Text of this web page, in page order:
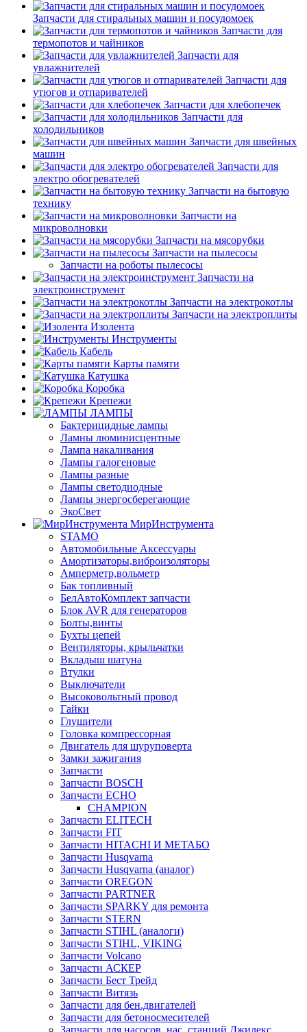
Запчасти для стиральных машин и посудомоек
Запчасти для
термопотов и чайников
Запчасти для
увлажнителей
Запчасти для
утюгов и отпаривателей
Запчасти для хлебопечек
Запчасти для
холодильников
Запчасти для швейных
машин
Запчасти для
электро обогревателей
Запчасти на бытовую
технику
Запчасти на
микроволновки
Запчасти на мясорубки
Запчасти на пылесосы
Запчасти на роботы пылесосы
Запчасти на
электроинструмент
Запчасти на электрокотлы
Запчасти на электроплиты
Изолента
Инструменты
Кабель
Карты памяти
Катушка
Коробка
Крепежи
ЛАМПЫ
Бактерицидные лампы
Ламны люминисцентные
Лампа накаливания
Лампы галогеновые
Лампы разные
Лампы светодиодные
Лампы энергосберегающие
ЭкоСвет
МирИнструмента
STAMO
Автомобильные Аксессуары
Амортизаторы,виброизоляторы
Амперметр,вольметр
Бак топливный
БелАвтоКомплект запчасти
Блок AVR для генераторов
Болты,винты
Бухты цепей
Вентиляторы, крыльчатки
Вкладыш шатуна
Втулки
Выключатели
Высоковольтный провод
Гайки
Глушители
Головка компрессорная
Двигатель для шуруповерта
Замки зажигания
Запчасти
Запчасти BOSCH
Запчасти ECHO
CHAMPION
Запчасти ELITECH
Запчасти FIT
Запчасти HITACHI И МЕТАБО
Запчасти Husqvarna
Запчасти Husqvarna (аналог)
Запчасти OREGON
Запчасти PARTNER
Запчасти SPARKY для ремонта
Запчасти STERN
Запчасти STIHL (аналоги)
Запчасти STIHL, VIKING
Запчасти Volcano
Запчасти АСКЕР
Запчасти Бест Трейд
Запчасти Витязь
Запчасти для бен.двигателей
Запчасти для бетоносмесителей
Запчасти для насосов, нас. станций Джилекс